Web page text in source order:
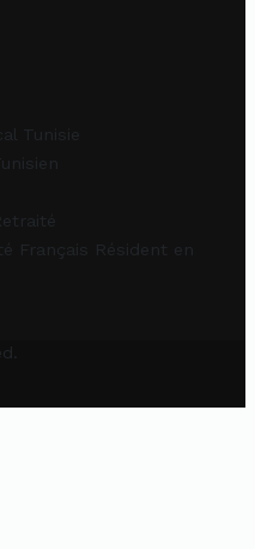
Tunisie
Français Résident en